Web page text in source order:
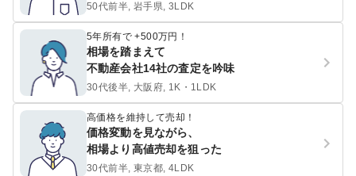
50代前半, 岩手県, 3LDK
5年所有で +500万円！
相場を踏まえて
不動産会社14社の査定を吟味
30代後半, 大阪府, 1K・1LDK
高価格を維持して売却！
価格変動を見ながら、
相場より高値売却を狙った
30代前半, 東京都, 4LDK